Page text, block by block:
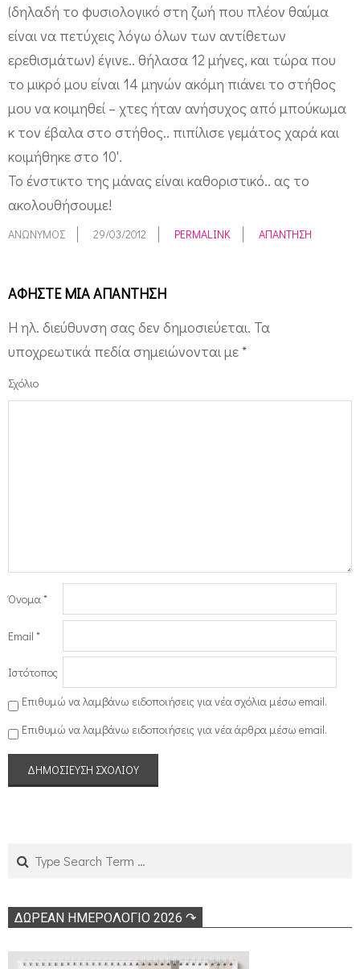
(δηλαδή το φυσιολογικό στη ζωή που πλέον θαύμα
είναι να πετύχεις λόγω όλων των αντίθετων
ερεθισμάτων) έγινε.. θήλασα 12 μήνες, και τώρα που
το μικρό μου είναι 14 μηνών ακόμη πιάνει το στήθος
μου να κοιμηθεί – χτες ήταν ανήσυχος από μπούκωμα
κ τον έβαλα στο στήθος.. πιπίλισε γεμάτος χαρά και
κοιμήθηκε στο 10'.
Το ένστικτο της μάνας είναι καθοριστικό.. ας το
ακολουθήσουμε!
ΑΝΏΝΥΜΟΣ 29/03/2012 PERMALINK ΑΠΆΝΤΗΣΗ
ΑΦΉΣΤΕ ΜΙΑ ΑΠΆΝΤΗΣΗ
Η ηλ. διεύθυνση σας δεν δημοσιεύεται. Τα
υποχρεωτικά πεδία σημειώνονται με *
Σχόλιο
Όνομα*
Email *
Ιστότοπος
Επιθυμώ να λαμβάνω ειδοποιήσεις για νέα σχόλια μέσω email.
Επιθυμώ να λαμβάνω ειδοποιήσεις για νέα άρθρα μέσω email.
Search
ΔΩΡΕΑΝ ΗΜΕΡΟΛΟΓΙΟ 2026 ↷